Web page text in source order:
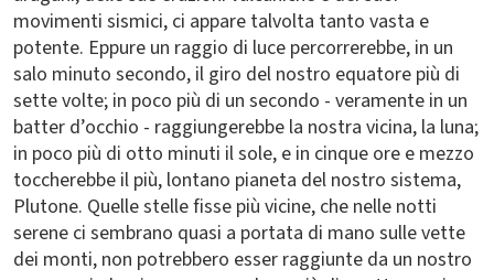
movimenti sismici, ci appare talvolta tanto vasta e
potente. Eppure un raggio di luce percorrerebbe, in un
salo minuto secondo, il giro del nostro equatore più di
sette volte; in poco più di un secondo - veramente in un
batter d’occhio - raggiungerebbe la nostra vicina, la luna;
in poco più di otto minuti il sole, e in cinque ore e mezzo
toccherebbe il più, lontano pianeta del nostro sistema,
Plutone. Quelle stelle fisse più vicine, che nelle notti
serene ci sembrano quasi a portata di mano sulle vette
dei monti, non potrebbero esser raggiunte da un nostro